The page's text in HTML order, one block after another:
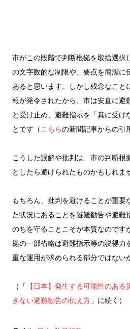
市がこの段階で判断根拠を取捨選択
の文字数的な制限や、要点を簡潔に
あると思います。しかし残念なこと
報が発令されたから、市は安直に避
と受け止め、避難指示を「真に受け
とです（ こちらの新聞記事からの引
こうした誤解や批判は、市の判断根
としたら避けられたものかもしれま
もちろん、批判を避けることが重要
た状況にあることを避難勧告や避難
のちを守ることこそが本質なのです
拠の一部省略は避難指示等の説得力
重な運用が求められる部分ではない
（「 【日本】発生する可能性のあ
きない避難勧告の伝え方 」に続く）